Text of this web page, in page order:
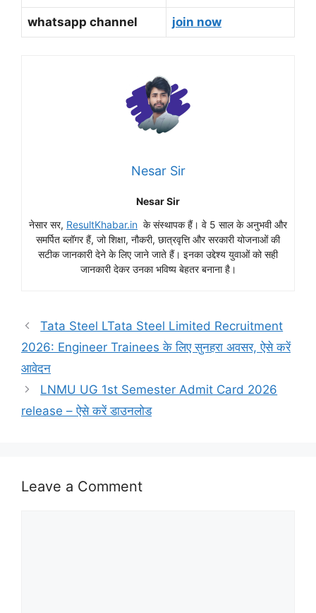
whatsapp channel join now
Nesar Sir
Nesar Sir
नेसार सर, ResultKhabar.in के संस्थापक हैं। वे 5 साल के अनुभवी और
समर्पित ब्लॉगर हैं, जो शिक्षा, नौकरी, छात्रवृत्ति और सरकारी योजनाओं की
सटीक जानकारी देने के लिए जाने जाते हैं। इनका उद्देश्य युवाओं को सही
जानकारी देकर उनका भविष्य बेहतर बनाना है।
Tata Steel LTata Steel Limited Recruitment
2026: Engineer Trainees के लिए सुनहरा अवसर, ऐसे करें
आवेदन
LNMU UG 1st Semester Admit Card 2026
release – ऐसे करें डाउनलोड
Leave a Comment